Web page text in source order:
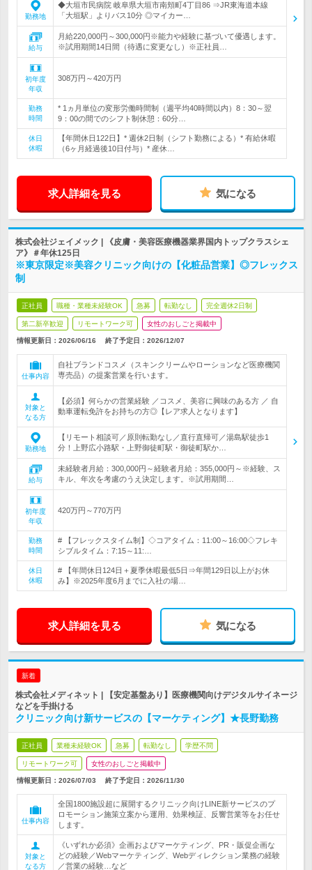
勤務地
◆大垣市民病院 岐阜県大垣市南頬町4丁目86 ⇒JR東海道本線
「大垣駅」よりバス10分 ◎マイカー…
給与
月給220,000円～300,000円※能力や経験に基づいて優遇します。
※試用期間14日間（待遇に変更なし）※正社員…
初年度
年収
308万円～420万円
勤務
時間
* 1ヵ月単位の変形労働時間制（週平均40時間以内）8：30～翌
9：00の間でのシフト制休憩：60分…
休日
休暇
【年間休日122日】* 週休2日制（シフト勤務による）* 有給休暇
（6ヶ月経過後10日付与）* 産休…
求人詳細を見る 気になる
株式会社ジェイメック | 《皮膚・美容医療機器業界国内トップクラスシェ
ア》＃年休125日
※東京限定※美容クリニック向けの【化粧品営業】◎フレックス
制
正社員 職種・業種未経験OK 急募 転勤なし 完全週休2日制
第二新卒歓迎 リモートワーク可 女性のおしごと掲載中
情報更新日：2026/06/16 終了予定日： 2026/12/07
仕事内容
自社ブランドコスメ（スキンクリームやローションなど医療機関
専売品）の提案営業を行います。
対象と
なる方
【必須】何らかの営業経験 ／コスメ、美容に興味のある方 ／ 自
動車運転免許をお持ちの方◎【レア求人となります】
勤務地
【リモート相談可／原則転勤なし／直行直帰可／湯島駅徒歩1
分！上野広小路駅・上野御徒町駅・御徒町駅か…
給与
未経験者月給：300,000円～経験者月給：355,000円～※経験、ス
キル、年次を考慮のうえ決定します。※試用期間…
初年度
年収
420万円～770万円
勤務
時間
# 【フレックスタイム制】◇コアタイム：11:00～16:00◇フレキ
シブルタイム：7:15～11:…
休日
休暇
# 【年間休日124日＋夏季休暇最低5日⇒年間129日以上がお休
み】※2025年度6月までに入社の場…
求人詳細を見る 気になる
新着
株式会社メディネット | 【安定基盤あり】医療機関向けデジタルサイネージ
などを手掛ける
クリニック向け新サービスの【マーケティング】★長野勤務
正社員 業種未経験OK 急募 転勤なし 学歴不問
リモートワーク可 女性のおしごと掲載中
情報更新日：2026/07/03 終了予定日： 2026/11/30
仕事内容
全国1800施設超に展開するクリニック向けLINE新サービスのプ
ロモーション施策立案から運用、効果検証、反響営業等をお任せ
します。
対象と
なる方
《いずれか必須》企画およびマーケティング、PR・販促企画な
どの経験／Webマーケティング、Webディレクション業務の経験
／営業の経験…など